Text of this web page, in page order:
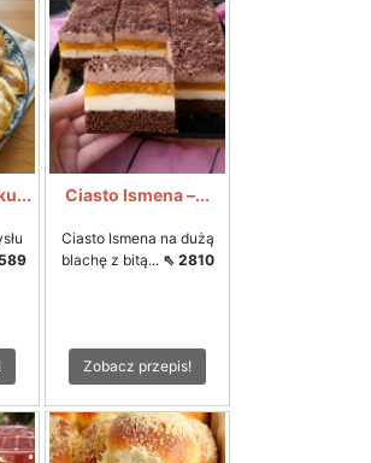
Ciasto Ismena –...
Ciasto Ismena na dużą
blachę z bitą... ⇖ 2810
Zobacz przepis!